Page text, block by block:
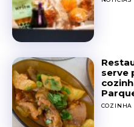
serve
COZINHA